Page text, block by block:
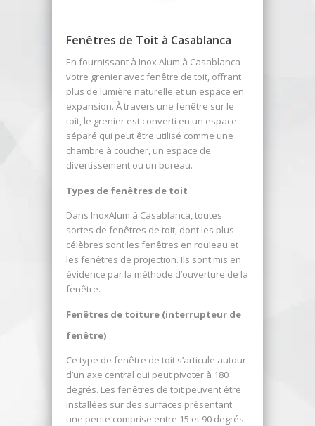
Fenêtres de Toit à Casablanca
En fournissant à Inox Alum à Casablanca
votre grenier avec fenêtre de toit, offrant
plus de lumière naturelle et un espace en
expansion. À travers une fenêtre sur le
toit, le grenier est converti en un espace
séparé qui peut être utilisé comme une
chambre à coucher, un espace de
divertissement ou un bureau.
Types de fenêtres de toit
Dans InoxAlum à Casablanca, toutes
sortes de fenêtres de toit, dont les plus
célèbres sont les fenêtres en rouleau et
les fenêtres de projection. Ils sont mis en
évidence par la méthode d’ouverture de la
fenêtre.
Fenêtres de toiture (interrupteur de
fenêtre)
Ce type de fenêtre de toit s’articule autour
d’un axe central qui peut pivoter à 180
degrés. Les fenêtres de toit peuvent être
installées sur des surfaces présentant
une pente comprise entre 15 et 90 degrés.